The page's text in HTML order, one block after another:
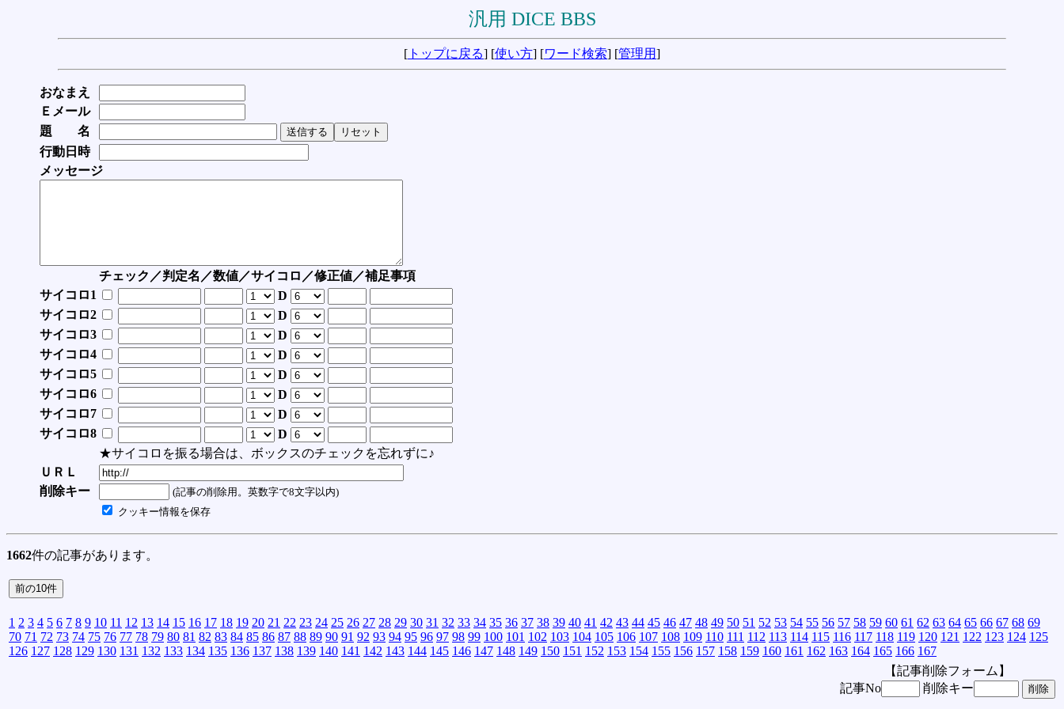
汎用 DICE BBS
[ トップに戻る] [使い方] [ワード検索] [管理用]
おなまえ
Ｅメール
題 名
行動日時
メッセージ
チェック／判定名／数値／サイコロ／修正値／補足事項
サイコロ1
D
サイコロ2
D
サイコロ3
D
サイコロ4
D
サイコロ5
D
サイコロ6
D
サイコロ7
D
サイコロ8
D
★サイコロを振る場合は、ボックスのチェックを忘れずに♪
ＵＲＬ
削除キー
(記事の削除用。英数字で8文字以内)
クッキー情報を保存
1662件の記事があります。
1 2 3 4 5 6 7 8 9 10 11 12 13 14 15 16 17 18 19 20 21 22 23 24 25 26 27 28 29 30 31 32 33 34 35 36 37 38 39 40 41 42 43 44 45 46 47 48 49 50 51 52 53 54 55 56 57 58 59 60 61 62 63 64 65 66 67 68 69
70 71 72 73 74 75 76 77 78 79 80 81 82 83 84 85 86 87 88 89 90 91 92 93 94 95 96 97 98 99 100 101 102 103 104 105 106 107 108 109 110 111 112 113 114 115 116 117 118 119 120 121 122 123 124 125
126 127 128 129 130 131 132 133 134 135 136 137 138 139 140 141 142 143 144 145 146 147 148 149 150 151 152 153 154 155 156 157 158 159 160 161 162 163 164 165 166 167
【記事削除フォーム】
記事No
削除キー